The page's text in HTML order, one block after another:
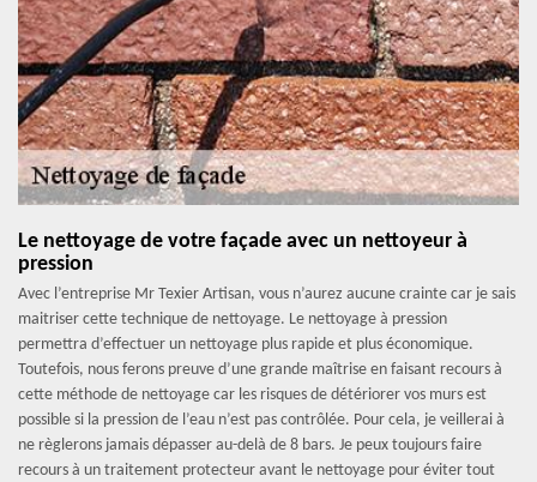
Le nettoyage de votre façade avec un nettoyeur à
pression
Avec l’entreprise Mr Texier Artisan, vous n’aurez aucune crainte car je sais
maitriser cette technique de nettoyage. Le nettoyage à pression
permettra d’effectuer un nettoyage plus rapide et plus économique.
Toutefois, nous ferons preuve d’une grande maîtrise en faisant recours à
cette méthode de nettoyage car les risques de détériorer vos murs est
possible si la pression de l’eau n’est pas contrôlée. Pour cela, je veillerai à
ne règlerons jamais dépasser au-delà de 8 bars. Je peux toujours faire
recours à un traitement protecteur avant le nettoyage pour éviter tout